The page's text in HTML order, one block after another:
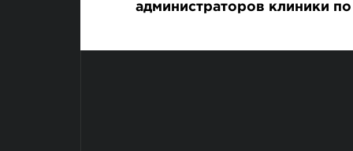
администраторов клиники